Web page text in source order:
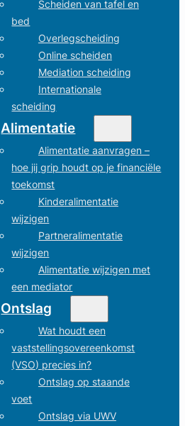
Scheiden van tafel en
bed
Overlegscheiding
Online scheiden
Mediation scheiding
Internationale
scheiding
Alimentatie
Alimentatie aanvragen –
hoe jij grip houdt op je financiële
toekomst
Kinderalimentatie
wijzigen
Partneralimentatie
wijzigen
Alimentatie wijzigen met
een mediator
Ontslag
Wat houdt een
vaststellingsovereenkomst
(VSO) precies in?
Ontslag op staande
voet
Ontslag via UWV